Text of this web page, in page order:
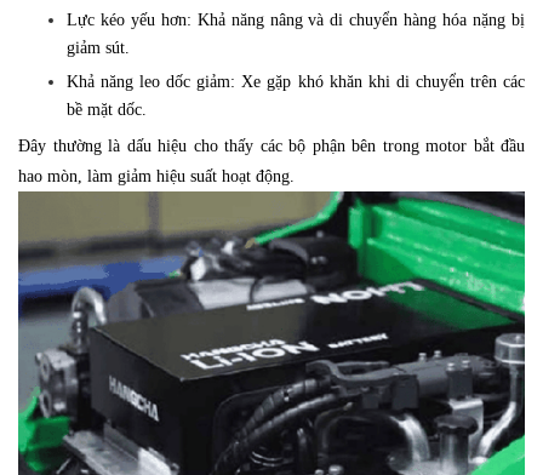
Lực kéo yếu hơn: Khả năng nâng và di chuyển hàng hóa nặng bị
giảm sút.
Khả năng leo dốc giảm: Xe gặp khó khăn khi di chuyển trên các
bề mặt dốc.
Đây thường là dấu hiệu cho thấy các bộ phận bên trong motor bắt đầu
hao mòn, làm giảm hiệu suất hoạt động.